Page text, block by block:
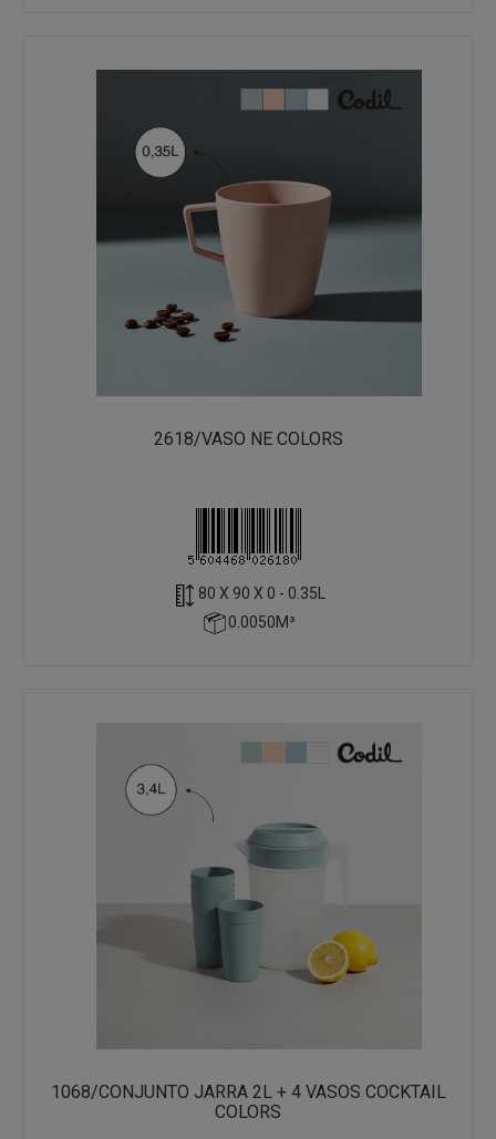
2618/VASO NE COLORS
80 X 90 X 0 - 0.35L
0.0050M³
1068/CONJUNTO JARRA 2L + 4 VASOS COCKTAIL
COLORS